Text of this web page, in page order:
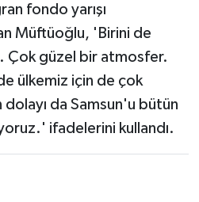
fondo yarışı
Müftüoğlu, 'Birini de
Çok güzel bir atmosfer.
ülkemiz için de çok
dolayı da Samsun'u bütün
ifadelerini kullandı.